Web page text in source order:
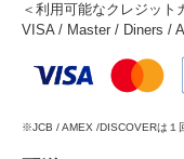
＜利用可能なクレジット
VISA / Master / Diners /
※JCB / AMEX /DISCOVERは１